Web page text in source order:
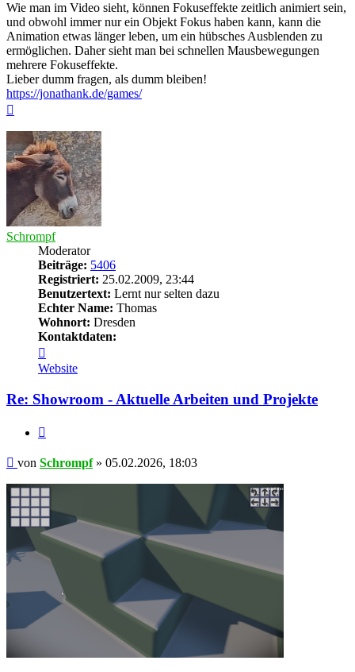
Wie man im Video sieht, können Fokuseffekte zeitlich animiert sein,
und obwohl immer nur ein Objekt Fokus haben kann, kann die
Animation etwas länger leben, um ein hübsches Ausblenden zu
ermöglichen. Daher sieht man bei schnellen Mausbewegungen
mehrere Fokuseffekte.
Lieber dumm fragen, als dumm bleiben!
https://jonathank.de/games/
Schrompf
Moderator
Beiträge: 5406
Registriert: 25.02.2009, 23:44
Benutzertext: Lernt nur selten dazu
Echter Name: Thomas
Wohnort: Dresden
Kontaktdaten:
von
Schrompf
Website
Re: Showroom - Aktuelle Arbeiten und Projekte
Beitrag
von Schrompf» 05.02.2026, 18:03